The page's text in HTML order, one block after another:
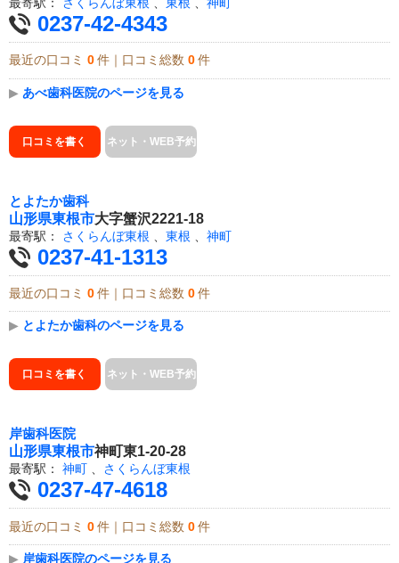
0237-42-4343
最近の口コミ 0 件｜口コミ総数 0 件
▶ あべ歯科医院のページを見る
口コミを書く ネット・WEB予約
とよたか歯科
山形県東根市大字蟹沢2221-18
最寄駅： さくらんぼ東根 東根 神町
0237-41-1313
最近の口コミ 0 件｜口コミ総数 0 件
▶ とよたか歯科のページを見る
口コミを書く ネット・WEB予約
岸歯科医院
山形県東根市神町東1-20-28
最寄駅： 神町 、 さくらんぼ東根
0237-47-4618
最近の口コミ 0 件｜口コミ総数 0 件
▶ 岸歯科医院のページを見る